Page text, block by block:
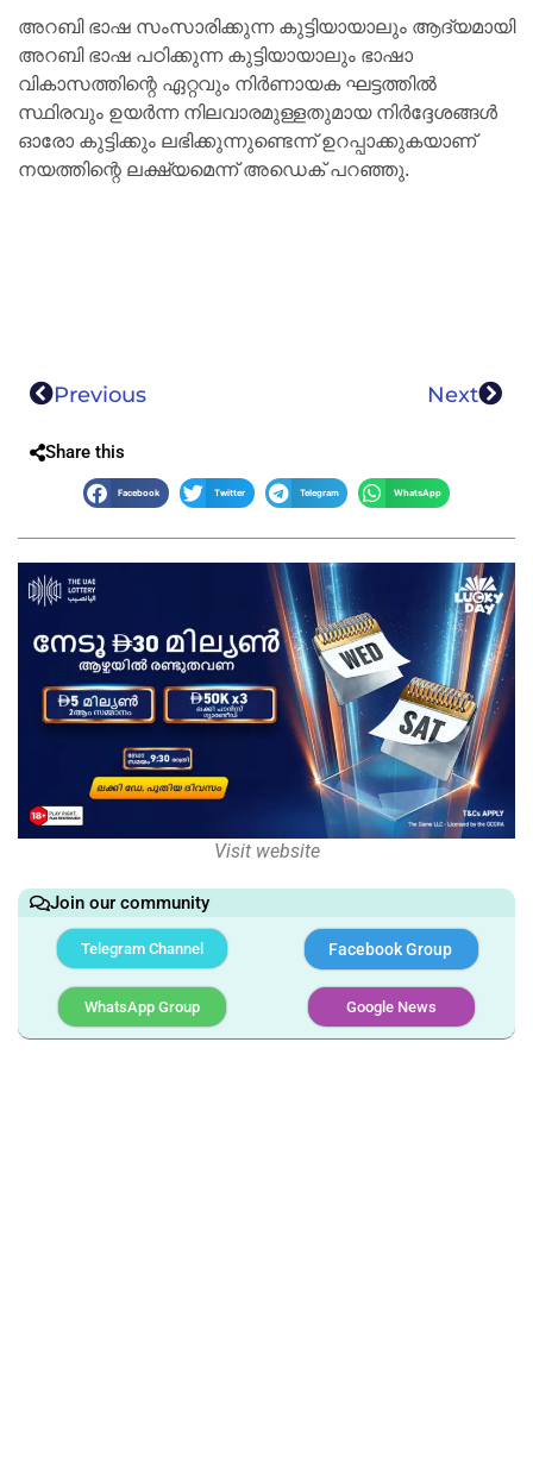
അറബി ഭാഷ സംസാരിക്കുന്ന കുട്ടിയായാലും ആദ്യമായി
അറബി ഭാഷ പഠിക്കുന്ന കുട്ടിയായാലും ഭാഷാ
വികാസത്തിന്റെ ഏറ്റവും നിർണായക ഘട്ടത്തിൽ
സ്ഥിരവും ഉയർന്ന നിലവാരമുള്ളതുമായ നിർദ്ദേശങ്ങൾ
ഓരോ കുട്ടിക്കും ലഭിക്കുന്നുണ്ടെന്ന് ഉറപ്പാക്കുകയാണ്
നയത്തിന്റെ ലക്ഷ്യമെന്ന് അഡെക് പറഞ്ഞു.
Previous Next
Share this
Facebook Twitter Telegram WhatsApp
Visit website
Join our community
Telegram Channel Facebook Group
WhatsApp Group Google News